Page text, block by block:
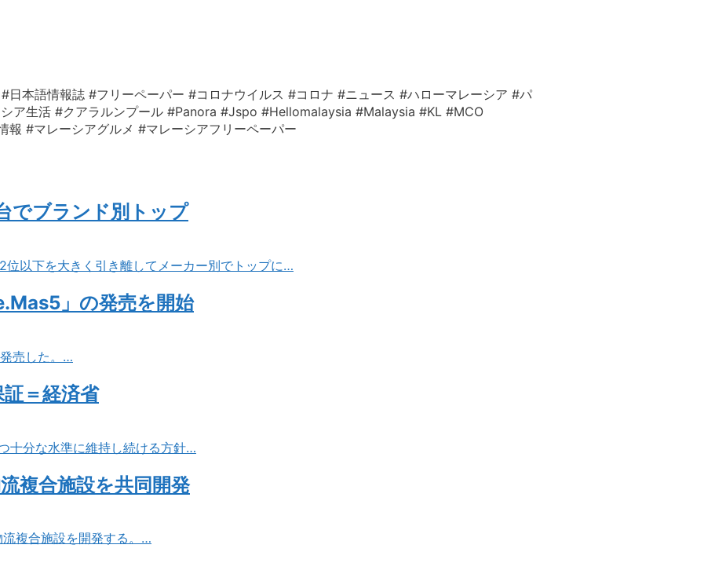
本語情報誌 #フリーペーパー #コロナウイルス #コロナ #ニュース #ハローマレーシア #パ
ア生活 #クアラルンプール #Panora #Jspo #Hellomalaysia #Malaysia #KL #MCO
#マレーシアグルメ #マレーシアフリーペーパー
でブランド別トップ
以下を大きく引き離してメーカー別でトップに…
」の発売を開始
売した。…
＝経済省
十分な水準に維持し続ける方針…
複合施設を共同開発
複合施設を開発する。…